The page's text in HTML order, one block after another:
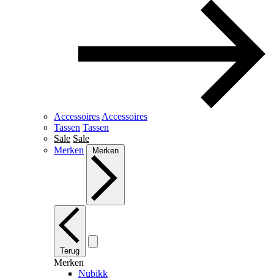
Accessoires Accessoires
Tassen Tassen
Sale Sale
Merken
Merken
Terug
Merken
Nubikk